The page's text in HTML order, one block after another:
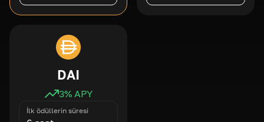
DAI
3% APY
İlk ödüllerin süresi